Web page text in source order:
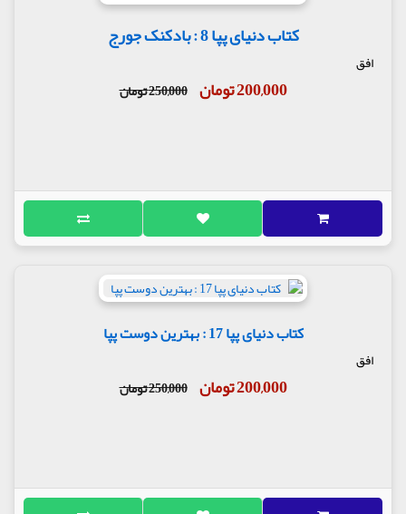
کتاب دنیای پپا 8 : بادکنک جورج
افق
200,000 تومان 250,000 تومان
کتاب دنیای پپا 17 : بهترین دوست پپا
افق
200,000 تومان 250,000 تومان